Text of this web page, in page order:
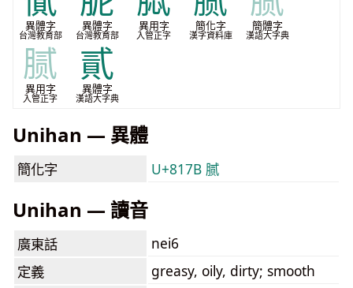
異體字
台灣教育部
異體字
台灣教育部
異用字
入管正字
簡化字
漢字資料庫
簡體字
漢語大字典
腻
異用字
入管正字
貳
異體字
漢語大字典
Unihan — 異體
簡化字 U+817B 腻
Unihan — 讀音
廣東話
nei6
定義
greasy, oily, dirty; smooth